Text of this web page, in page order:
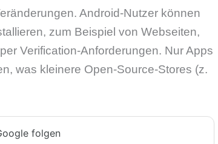
Android-Nutzer können
zum Beispiel von Webseiten,
Verification-Anforderungen. Nur Apps
was kleinere Open-Source-Stores (z.
folgen